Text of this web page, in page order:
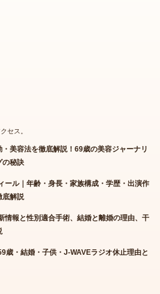
セス。
美容法を徹底解説！69歳の美容ジャーナリ
の秘訣
ール｜年齢・身長・家族構成・学歴・出演作
底解説
情報と性別適合手術、結婚と離婚の理由、干
歳・結婚・子供・J-WAVEラジオ休止理由と